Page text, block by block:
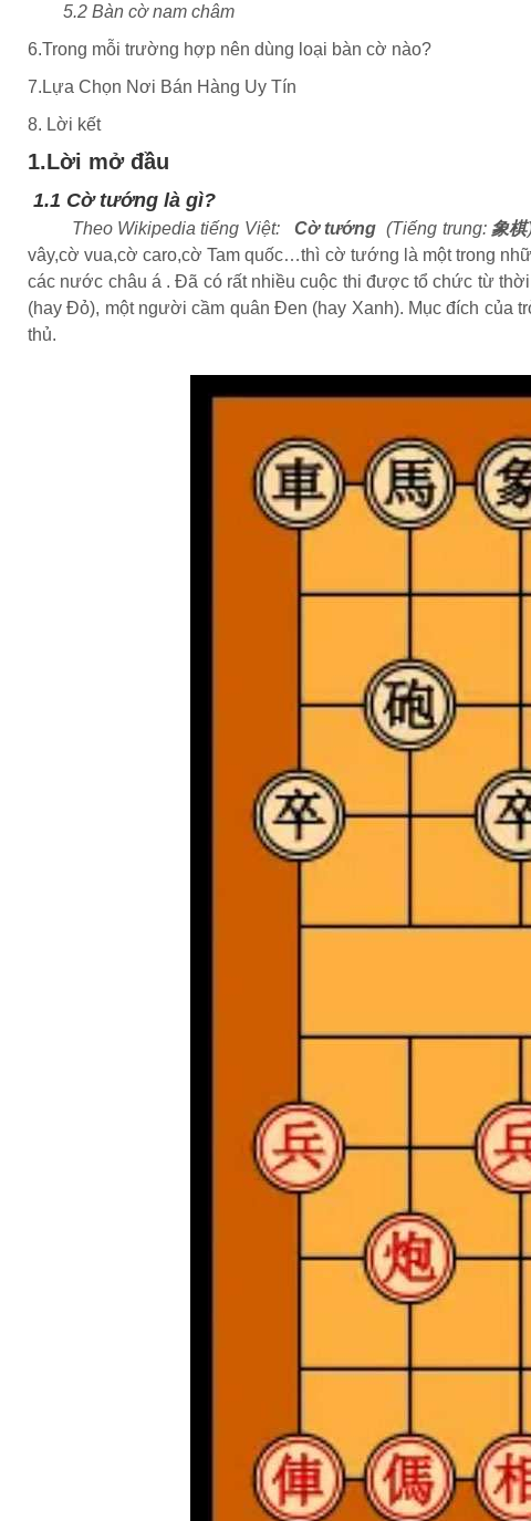
5.2 Bàn cờ nam châm
6.Trong mỗi trường hợp nên dùng loại bàn cờ nào?
7.Lựa Chọn Nơi Bán Hàng Uy Tín
8. Lời kết
1.Lời mở đầu
1.1 Cờ tướng là gì?
Theo Wikipedia tiếng Việt: Cờ tướng (Tiếng trung: 象棋
vây,cờ vua,cờ caro,cờ Tam quốc…thì cờ tướng là một trong
các nước châu á . Đã có rất nhiều cuộc thi được tổ chức từ
(hay Đỏ), một người cầm quân Đen (hay Xanh). Mục đích của
thủ.